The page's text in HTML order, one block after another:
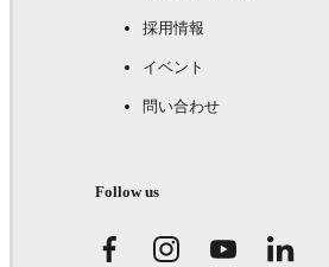
採用情報
イベント
問い合わせ
Follow us